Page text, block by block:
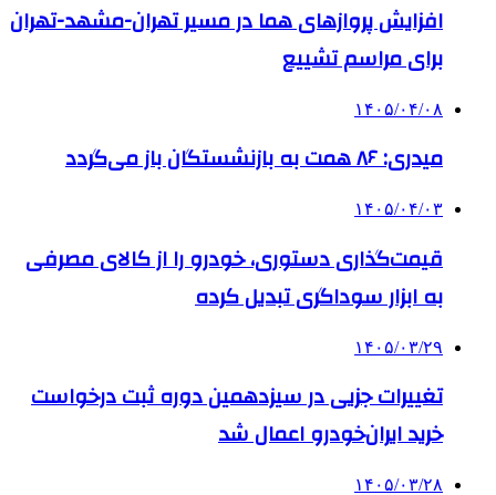
افزایش پروازهای هما در مسیر تهران-مشهد-تهران
برای مراسم تشییع
۱۴۰۵/۰۴/۰۸
میدری: ۸۶ همت به بازنشستگان باز می‌گردد
۱۴۰۵/۰۴/۰۳
قیمت‌گذاری دستوری، خودرو را از کالای مصرفی
به ابزار سوداگری تبدیل کرده
۱۴۰۵/۰۳/۲۹
تغییرات جزیی در سیزدهمین دوره ثبت درخواست
خرید ایران‌خودرو اعمال شد
۱۴۰۵/۰۳/۲۸